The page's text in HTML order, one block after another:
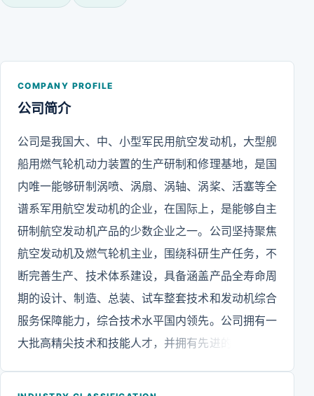
COMPANY PROFILE
公司简介
公司是我国大、中、小型军民用航空发动机，大型舰
船用燃气轮机动力装置的生产研制和修理基地，是国
内唯一能够研制涡喷、涡扇、涡轴、涡桨、活塞等全
谱系军用航空发动机的企业，在国际上，是能够自主
研制航空发动机产品的少数企业之一。公司坚持聚焦
航空发动机及燃气轮机主业，围绕科研生产任务，不
断完善生产、技术体系建设，具备涵盖产品全寿命周
期的设计、制造、总装、试车整套技术和发动机综合
服务保障能力，综合技术水平国内领先。公司拥有一
大批高精尖技术和技能人才，并拥有先进的设备、专